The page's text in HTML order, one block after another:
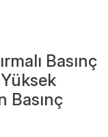
Basınç
Basınç